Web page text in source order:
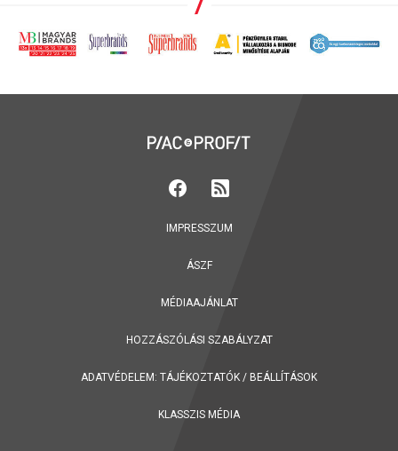
IMPRESSZUM
ÁSZF
MÉDIAAJÁNLAT
HOZZÁSZÓLÁSI SZABÁLYZAT
ADATVÉDELEM: TÁJÉKOZTATÓK / BEÁLLÍTÁSOK
KLASSZIS MÉDIA